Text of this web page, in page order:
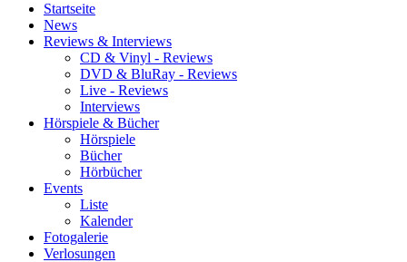
Startseite
News
Reviews & Interviews
CD & Vinyl - Reviews
DVD & BluRay - Reviews
Live - Reviews
Interviews
Hörspiele & Bücher
Hörspiele
Bücher
Hörbücher
Events
Liste
Kalender
Fotogalerie
Verlosungen